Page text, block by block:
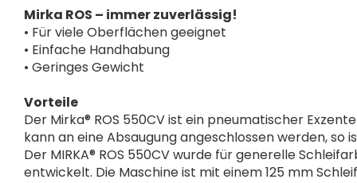
Mirka ROS – immer zuverlässig!
• Für viele Oberflächen geeignet
• Einfache Handhabung
• Geringes Gewicht
Vorteile
Der Mirka® ROS 550CV ist ein pneumatischer
kann an eine Absaugung angeschlossen werden, so
Der MIRKA® ROS 550CV wurde für generelle
entwickelt. Die Maschine ist mit einem 125 mm